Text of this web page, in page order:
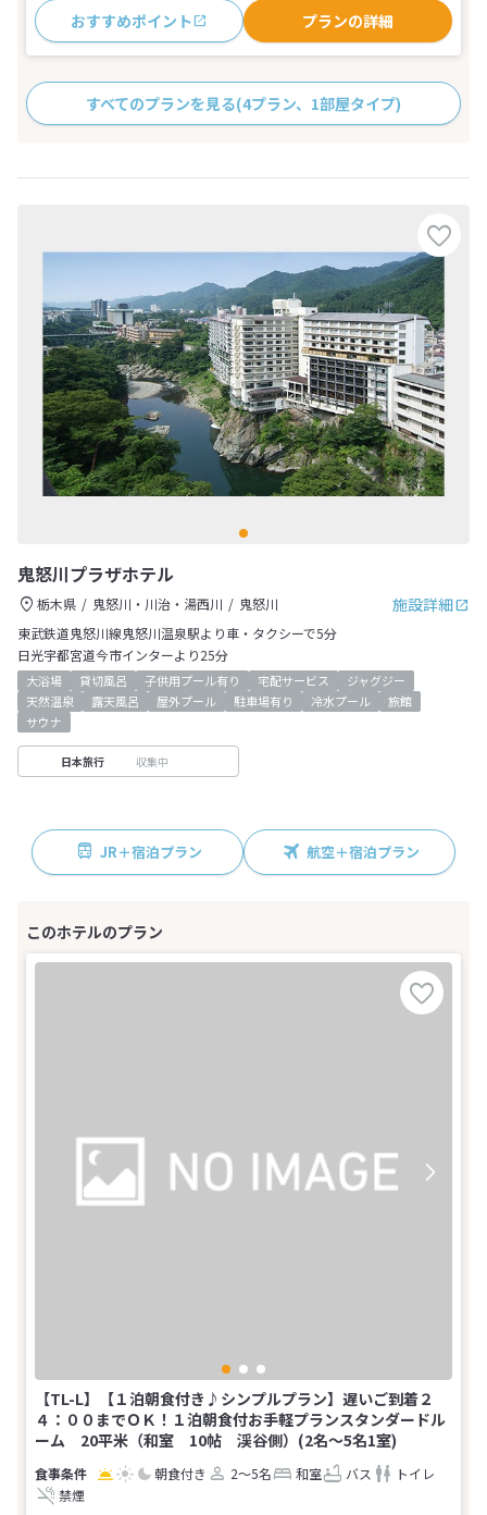
おすすめポイント プランの詳細
すべてのプランを見る(4プラン、1部屋タイプ)
鬼怒川プラザホテル
施設詳細
栃木県 鬼怒川・川治・湯西川
鬼怒川
東武鉄道鬼怒川線鬼怒川温泉駅より車・タクシーで5分
日光宇都宮道今市インターより25分
大浴場 貸切風呂 子供用プール有り 宅配サービス
ジャグジー
天然温泉
露天風呂 屋外プール 駐車場有り 冷水プール
旅館
サウナ
日本旅行 収集中
JR＋宿泊プラン 航空＋宿泊プラン
【TL-L】【１泊朝食付き♪シンプルプラン】遅いご到着２
４：００までＯＫ！１泊朝食付お手軽プランスタンダードル
ーム 20平米（和室 10帖 渓谷側）(2名～5名1室)
朝食付き 2～5名 和室 バス
トイレ
禁煙